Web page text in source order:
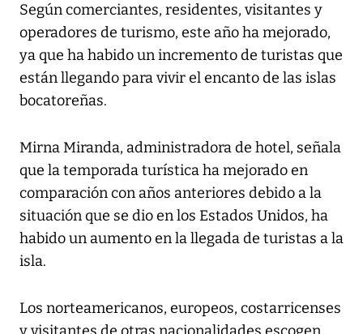
Según comerciantes, residentes, visitantes y
operadores de turismo, este año ha mejorado,
ya que ha habido un incremento de turistas que
están llegando para vivir el encanto de las islas
bocatoreñas.
Mirna Miranda, administradora de hotel, señala
que la temporada turística ha mejorado en
comparación con años anteriores debido a la
situación que se dio en los Estados Unidos, ha
habido un aumento en la llegada de turistas a la
isla.
Los norteamericanos, europeos, costarricenses